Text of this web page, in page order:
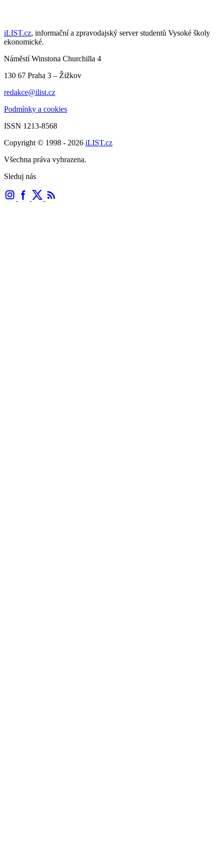
iLIST.cz, informační a zpravodajský server studentů Vysoké školy
ekonomické.
Náměstí Winstona Churchilla 4
130 67 Praha 3 – Žižkov
redakce@ilist.cz
Podmínky a cookies
ISSN 1213-8568
Copyright © 1998 - 2026 iLIST.cz
Všechna práva vyhrazena.
Sleduj nás